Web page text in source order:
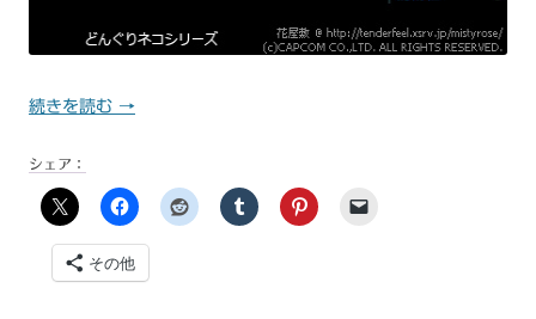
続きを読む →
シェア：
その他